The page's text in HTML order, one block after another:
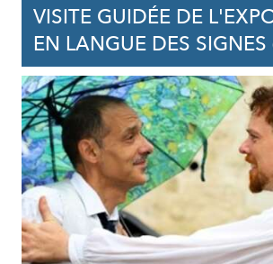
VISITE GUIDÉE DE
EN LANGUE DES SIGNES